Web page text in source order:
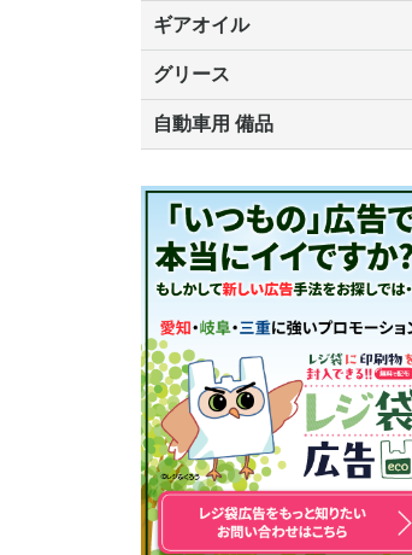
ギアオイル
トヨタ
グリース
タイホーコーザイ
トヨタ
自動車用 備品